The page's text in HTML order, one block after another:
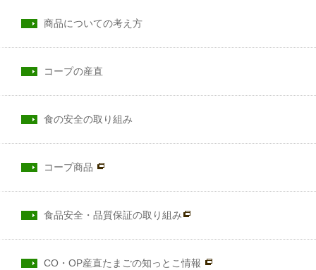
商品についての考え方
コープの産直
食の安全の取り組み
コープ商品
食品安全・品質保証の取り組み
CO・OP産直たまごの知っとこ情報